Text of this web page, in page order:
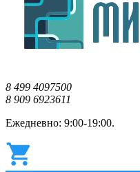
8 499 4097500
8 909 6923611
Ежедневно: 9:00-19:00.